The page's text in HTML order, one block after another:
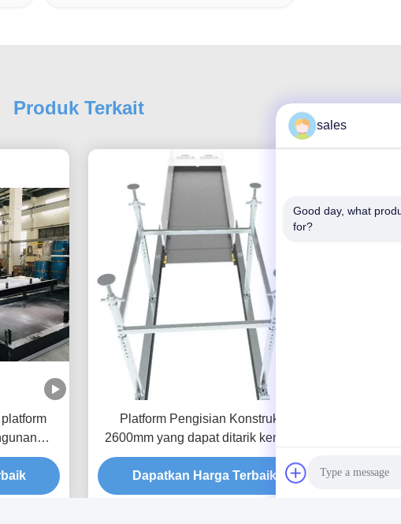
Produk Terkait
Platform Pengisian Konstruksi
2600mm yang dapat ditarik kembali
Anti Korosi
Dapatkan Harga Terbaik
sales
Good day, what
for?